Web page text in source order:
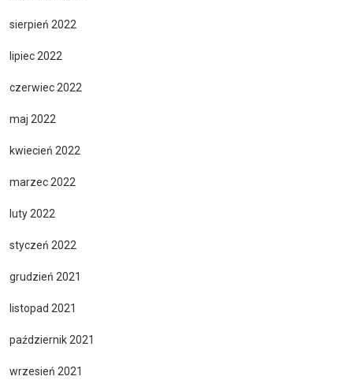
sierpień 2022
lipiec 2022
czerwiec 2022
maj 2022
kwiecień 2022
marzec 2022
luty 2022
styczeń 2022
grudzień 2021
listopad 2021
październik 2021
wrzesień 2021